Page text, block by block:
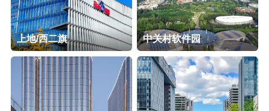
上地/西二旗 中关村软件园